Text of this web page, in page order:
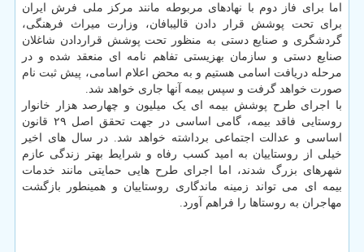
اما برای فاز دوم با نهادهای مربوطه مانند مرکز ملی فرش ایران
برای تحت پوشش قرار دادن قالیبافان، وزارت میراث فرهنگی،
گردشگری و صنایع دستی به منظور تحت پوشش قراردادن شاغلان
صنایع دستی و سازمان بهزیستی تفاهم نامه ای منعقد شده و در
مرحله دریافت اسامی هستیم و به محض اعلام اسامی، پیش ثبت نام
صورت خواهد گرفت و سپس بیمه آنها جاری خواهد شد.
با اجرای طرح پوشش بیمه ای یک میلیون و چهارصد هزار خانوار
روستایی فاقد بیمه، گامی اساسی در جهت تحقق اصل ۲۹ قانون
اساسی و عدالت اجتماعی برداشته خواهد شد. در سال های اخیر
خیلی از روستاییان به امید کسب رفاه و شرایط بهتر زندگی عازم
شهرهای بزرگ شدند، اما اجرای طرح هایی حمایتی مانند خدمات
بیمه ای می تواند زمینه ماندگاری روستاییان و همینطور بازگشت
مهاجران به روستاها را فراهم آورد.